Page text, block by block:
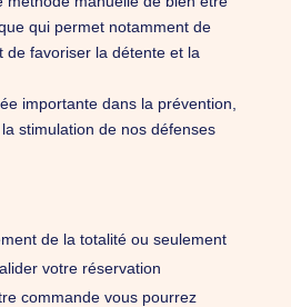
qui permet notamment de
de favoriser la détente et la
importante dans la prévention,
stimulation de nos défenses
de la totalité ou seulement
votre réservation
commande vous pourrez